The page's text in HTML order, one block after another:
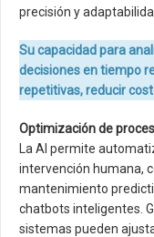
precisión y
Su capacidad para
decisiones en tiempo
repetitivas, reducir
Optimización de
La AI permite
intervención humana,
mantenimiento
chatbots inteligentes.
sistemas pueden